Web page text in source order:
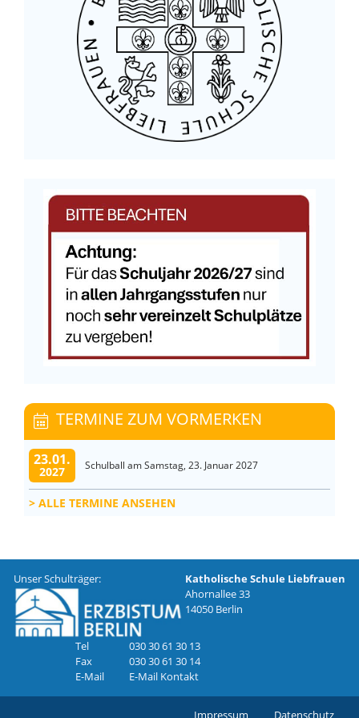
TERMINE ZUM VORMERKEN
23.01.
2027 Schulball am Samstag, 23. Januar 2027
ALLE TERMINE ANSEHEN
Unser Schulträger:
Katholische Schule Liebfrauen
Ahornallee 33
14050 Berlin
Tel
030 30 61 30 13
Fax
030 30 61 30 14
E-Mail
E-Mail Kontakt
Impressum Datenschutz